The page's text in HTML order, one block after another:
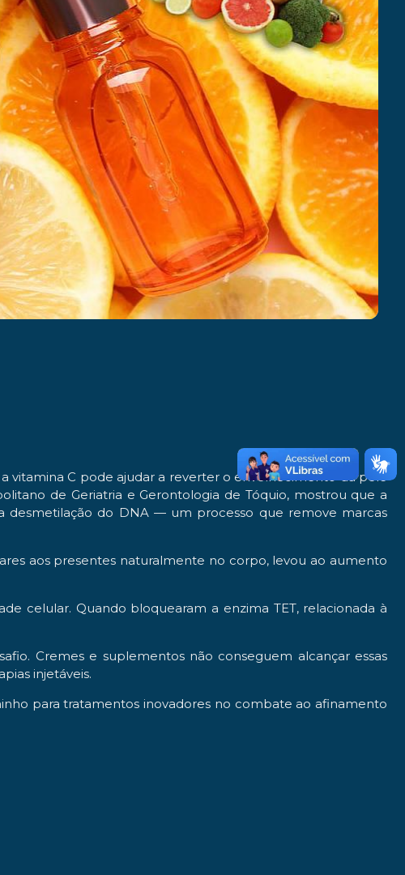
vitamina C pode ajudar a reverter o envelhecimento da pele
de Geriatria e Gerontologia de Tóquio, mostrou que a
desmetilação do DNA — um processo que remove marcas
aos presentes naturalmente no corpo, levou ao aumento
celular. Quando bloquearam a enzima TET, relacionada à
Cremes e suplementos não conseguem alcançar essas
injetáveis.
para tratamentos inovadores no combate ao afinamento